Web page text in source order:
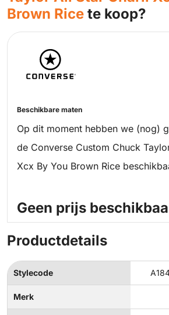
Brown Rice te koop?
Beschikbare maten
Op dit moment hebben we (nog)
de Converse Custom Chuck
Xcx By You Brown Rice
Geen prijs
Productdetails
Stylecode
Merk